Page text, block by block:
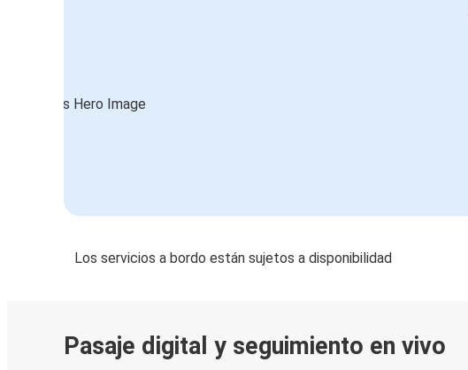
Los servicios a bordo están sujetos a disponibilidad
Pasaje digital y seguimiento en vivo